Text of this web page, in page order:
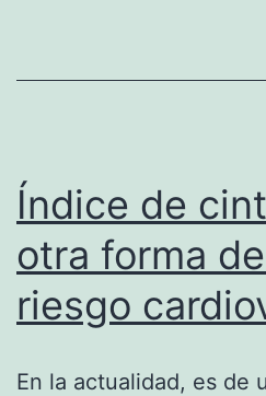
Índice de
otra forma
riesgo
En la actualidad, es de